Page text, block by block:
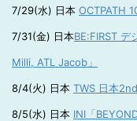
7/29(水) 日本 OCTPATH
7/31(金) 日本BE:FIRST デ
Milli, ATL Jacob」
8/4(火) 日本 TWS 日本
8/5(水) 日本 INI「